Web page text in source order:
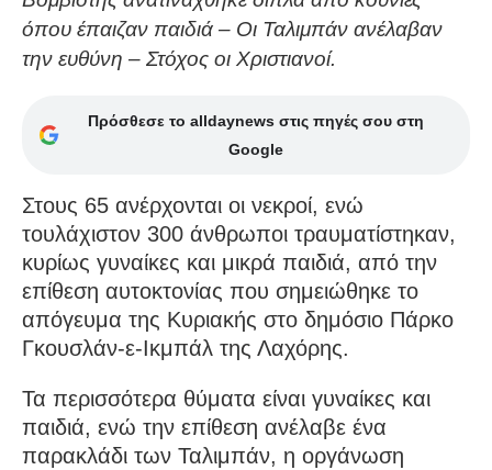
όπου έπαιζαν παιδιά – Οι Ταλιμπάν ανέλαβαν
την ευθύνη – Στόχος οι Χριστιανοί.
Πρόσθεσε το alldaynews στις πηγές σου στη
Google
Στους 65 ανέρχονται οι νεκροί, ενώ
τουλάχιστον 300 άνθρωποι τραυματίστηκαν,
κυρίως γυναίκες και μικρά παιδιά, από την
επίθεση αυτοκτονίας που σημειώθηκε το
απόγευμα της Κυριακής στο δημόσιο Πάρκο
Γκουσλάν-ε-Ικμπάλ της Λαχόρης.
Τα περισσότερα θύματα είναι γυναίκες και
παιδιά, ενώ την επίθεση ανέλαβε ένα
παρακλάδι των Ταλιμπάν, η οργάνωση